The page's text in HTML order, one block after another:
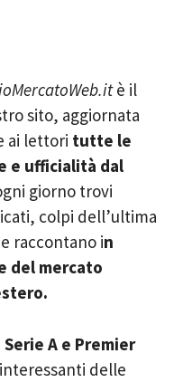
è il
sito, aggiornata
ai lettori tutte le
e ufficialità dal
giorno trovi
colpi dell’ultima
raccontano in
del mercato
Serie A e Premier
delle